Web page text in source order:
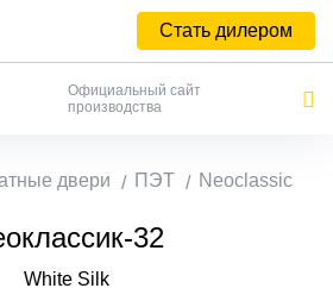
Стать дилером
Официальный сайт
производства
двери ПЭТ Neoclassic
32
White Silk